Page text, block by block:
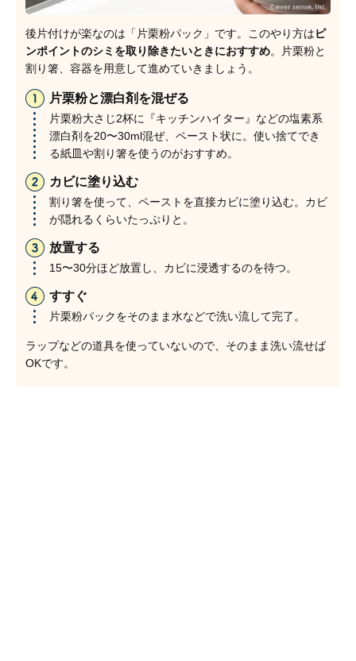
後片付けが楽なのは「片栗粉パック」です。このやり方はピ
ンポイントのシミを取り除きたいときにおすすめ。片栗粉と
割り箸、容器を用意して進めていきましょう。
片栗粉と漂白剤を混ぜる
片栗粉大さじ2杯に『キッチンハイター』などの塩素系
漂白剤を20〜30ml混ぜ、ペースト状に。使い捨てでき
る紙皿や割り箸を使うのがおすすめ。
カビに塗り込む
割り箸を使って、ペーストを直接カビに塗り込む。カビ
が隠れるくらいたっぷりと。
放置する
15〜30分ほど放置し、カビに浸透するのを待つ。
すすぐ
片栗粉パックをそのまま水などで洗い流して完了。
ラップなどの道具を使っていないので、そのまま洗い流せば
OKです。